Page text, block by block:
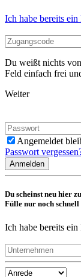
Ich habe bereits
Du weißt nichts
Feld einfach frei
Weiter
Angemeldet
Passwort
Anmelden
Du scheinst neu hier
Fülle nur noch
Ich habe bereits